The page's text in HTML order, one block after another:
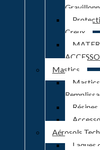
Creux
Mastics
Aérosols
Laques